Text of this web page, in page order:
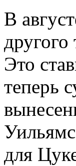
В
Это
теперь
для